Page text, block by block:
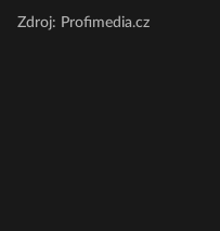
Zdroj: Profimedia.cz